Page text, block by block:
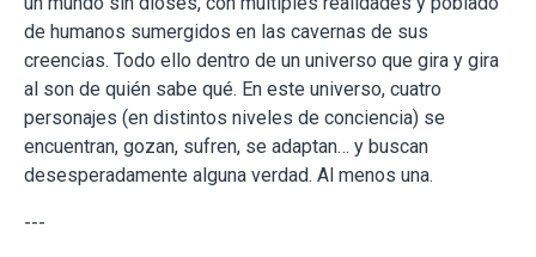
de humanos sumergidos en las cavernas de sus
creencias. Todo ello dentro de un universo que gira y gira
al son de quién sabe qué. En este universo, cuatro
personajes (en distintos niveles de conciencia) se
encuentran, gozan, sufren, se adaptan… y buscan
desesperadamente alguna verdad. Al menos una.
---